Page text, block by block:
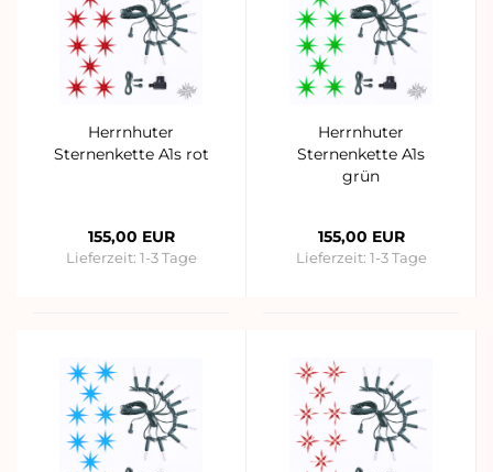
Herrnhuter
Sternenkette A1s rot
155,00 EUR
Lieferzeit: 1-3 Tage
Herrnhuter
Sternenkette A1s
grün
155,00 EUR
Lieferzeit: 1-3 Tage